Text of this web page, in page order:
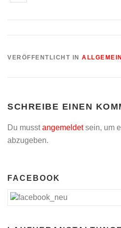
VERÖFFENTLICHT IN ALLGEMEIN
SCHREIBE EINEN
Du musstangemeldetsein, um
abzugeben.
FACEBOOK